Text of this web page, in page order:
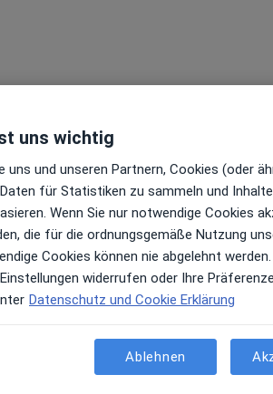
Aug 8 Aug 9 Aug 10 Aug
Terminbuchung nicht verfügbar
Terminanfrage senden
uns wichtig
uns und unseren Partnern, Cookies (oder
für Statistiken zu sammeln und
Wenn Sie nur notwendige Cookies
die für die ordnungsgemäße Nutzung
Cookies können nie abgelehnt werden.
widerrufen oder Ihre
Datenschutz und Cookie Erklärung
Ablehnen